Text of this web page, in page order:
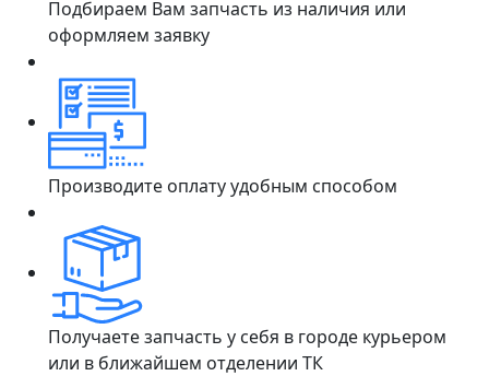
Подбираем Вам запчасть из наличия или
оформляем заявку
Производите оплату удобным способом
Получаете запчасть у себя в городе курьером
или в ближайшем отделении ТК